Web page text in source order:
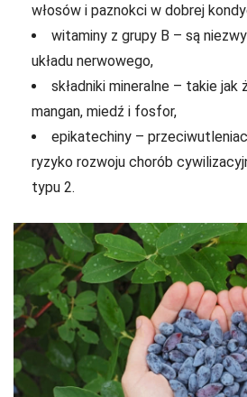
włosów i paznokci w dobrej
witaminy z grupy B – są
układu nerwowego,
składniki mineralne – takie jak
mangan, miedź i fosfor,
epikatechiny –
ryzyko rozwoju chorób
typu 2.